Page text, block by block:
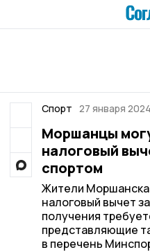
Спорт 27 января
Моршанцы
налоговый
спортом
Жители Моршанска
налоговый вычет
получения
представляющие
в перечень